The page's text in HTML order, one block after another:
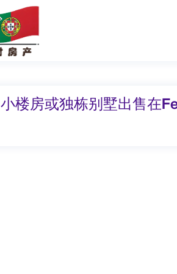
小楼房或独栋别墅出售在